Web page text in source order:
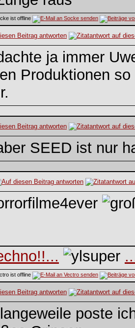
ja immer
Produktionen
SEED ist nur
poste